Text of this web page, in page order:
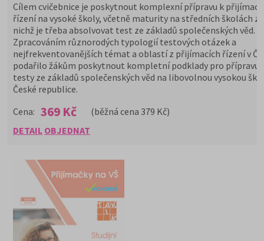
Cílem cvičebnice je poskytnout komplexní přípravu k
řízení na vysoké školy, včetně maturity na středních školách ze
nichž je třeba absolvovat test ze základů společenských věd.
Zpracováním různorodých typologií testových otázek a
nejfrekventovanějších témat a oblastí z přijímacích řízení v
podařilo žákům poskytnout kompletní podklady pro přípravu
testy ze základů společenských věd na libovolnou vysokou
České republice.
Cena: 369 Kč
(běžná cena 379 Kč)
DETAIL OBJEDNAT